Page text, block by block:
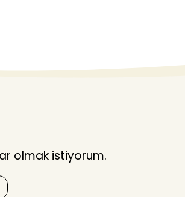
olmak istiyorum.